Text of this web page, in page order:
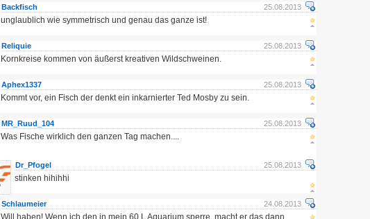
25.08.2013
Backfisch
unglaublich wie symmetrisch und genau das ganze ist!
25.08.2013
Reliquie
Kornkreise kommen von äußerst kreativen Wildschweinen.
25.08.2013
Aphex1337
Kommt vor, ein Fisch der denkt ein inkarnierter Ted Mosby zu sein.
25.08.2013
MR_Ruud_104
Was Fische wirklich den ganzen Tag machen....
25.08.2013
Dr_Pfogel
stinken hihihhi
24.08.2013
Schlaumeier
Will haben! Wenn ich den in mein 60 L Aquarium sperre, macht er das dann